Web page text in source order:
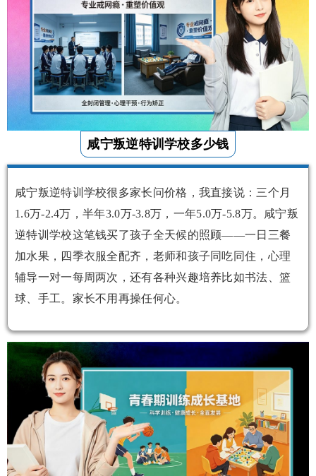
咸宁叛逆特训学校多少钱
咸宁叛逆特训学校很多家长问价格，我直接说：三个月
1.6万-2.4万，半年3.0万-3.8万，一年5.0万-5.8万。咸宁叛
逆特训学校这笔钱买了孩子全天候的照顾——一日三餐
加水果，四季衣服全配齐，老师和孩子同吃同住，心理
辅导一对一每周两次，还有各种兴趣培养比如书法、篮
球、手工。家长不用再操任何心。